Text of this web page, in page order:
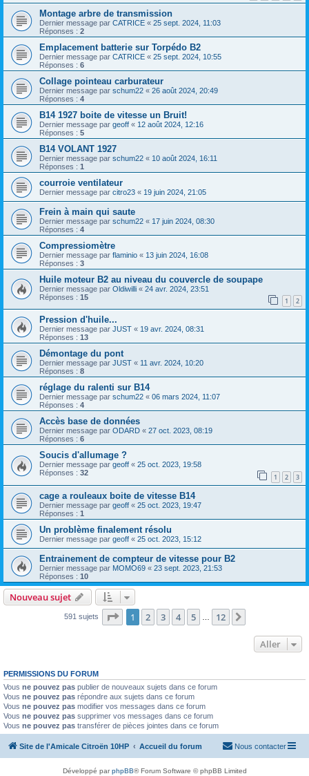
Montage arbre de transmission
Dernier message par CATRICE « 25 sept. 2024, 11:03
Réponses : 2
Emplacement batterie sur Torpédo B2
Dernier message par CATRICE « 25 sept. 2024, 10:55
Réponses : 6
Collage pointeau carburateur
Dernier message par schum22 « 26 août 2024, 20:49
Réponses : 4
B14 1927 boite de vitesse un Bruit!
Dernier message par geoff « 12 août 2024, 12:16
Réponses : 5
B14 VOLANT 1927
Dernier message par schum22 « 10 août 2024, 16:11
Réponses : 1
courroie ventilateur
Dernier message par citro23 « 19 juin 2024, 21:05
Frein à main qui saute
Dernier message par schum22 « 17 juin 2024, 08:30
Réponses : 4
Compressiomètre
Dernier message par flaminio « 13 juin 2024, 16:08
Réponses : 3
Huile moteur B2 au niveau du couvercle de soupape
Dernier message par Oldiwilli « 24 avr. 2024, 23:51
Réponses : 15 1 2
Pression d'huile...
Dernier message par JUST « 19 avr. 2024, 08:31
Réponses : 13
Démontage du pont
Dernier message par JUST « 11 avr. 2024, 10:20
Réponses : 8
réglage du ralenti sur B14
Dernier message par schum22 « 06 mars 2024, 11:07
Réponses : 4
Accès base de données
Dernier message par ODARD « 27 oct. 2023, 08:19
Réponses : 6
Soucis d'allumage ?
Dernier message par geoff « 25 oct. 2023, 19:58
Réponses : 32 1 2 3
cage a rouleaux boite de vitesse B14
Dernier message par geoff « 25 oct. 2023, 19:47
Réponses : 1
Un problème finalement résolu
Dernier message par geoff « 25 oct. 2023, 15:12
Entrainement de compteur de vitesse pour B2
Dernier message par MOMO69 « 23 sept. 2023, 21:53
Réponses : 10
Nouveau sujet
591 sujets Page 1sur12
1 2 3 4 5 12
Aller
PERMISSIONS DU FORUM
Vous ne pouvez pas publier de nouveaux sujets dans ce forum
Vous ne pouvez pas répondre aux sujets dans ce forum
Vous ne pouvez pas modifier vos messages dans ce forum
Vous ne pouvez pas supprimer vos messages dans ce forum
Vous ne pouvez pas transférer de pièces jointes dans ce forum
Site de l'Amicale Citroën 10HP Accueil du forum Nous contacter
Développé parphpBB® Forum Software © phpBB Limited